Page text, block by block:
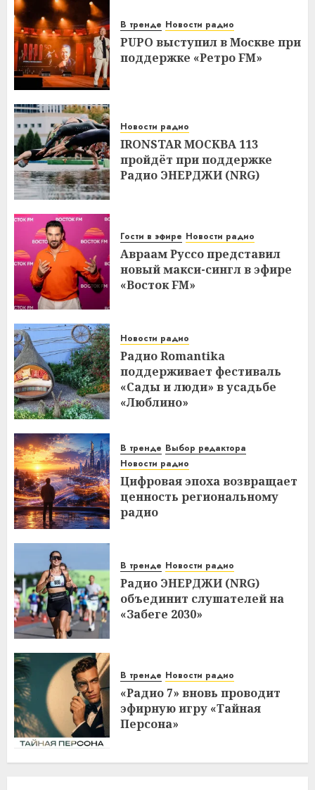
В тренде Новости радио
PUPO выступил в Москве при
поддержке «Ретро FM»
Новости радио
IRONSTAR МОСКВА 113
пройдёт при поддержке
Радио ЭНЕРДЖИ (NRG)
Гости в эфире Новости радио
Авраам Руссо представил
новый макси-сингл в эфире
«Восток FM»
Новости радио
Радио Romantika
поддерживает фестиваль
«Сады и люди» в усадьбе
«Люблино»
В тренде Выбор редактора
Новости радио
Цифровая эпоха возвращает
ценность региональному
радио
В тренде Новости радио
Радио ЭНЕРДЖИ (NRG)
объединит слушателей на
«Забеге 2030»
В тренде Новости радио
«Радио 7» вновь проводит
эфирную игру «Тайная
Персона»